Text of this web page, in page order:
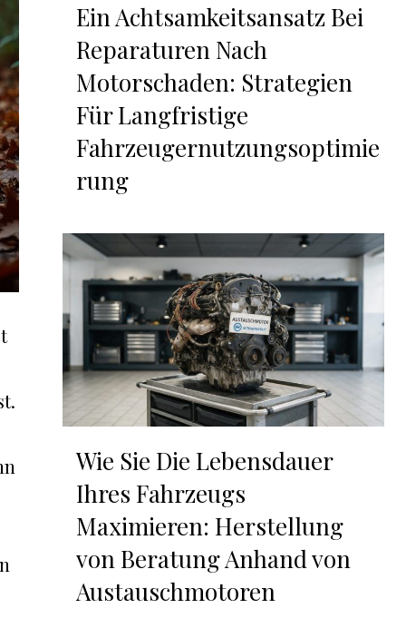
Ein Achtsamkeitsansatz Bei
Reparaturen Nach
Motorschaden: Strategien
Für Langfristige
Fahrzeugernutzungsoptimie
rung
Wie Sie Die Lebensdauer
Ihres Fahrzeugs
Maximieren: Herstellung
von Beratung Anhand von
Austauschmotoren